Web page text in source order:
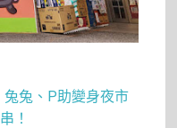
兔、P助變身夜市
！